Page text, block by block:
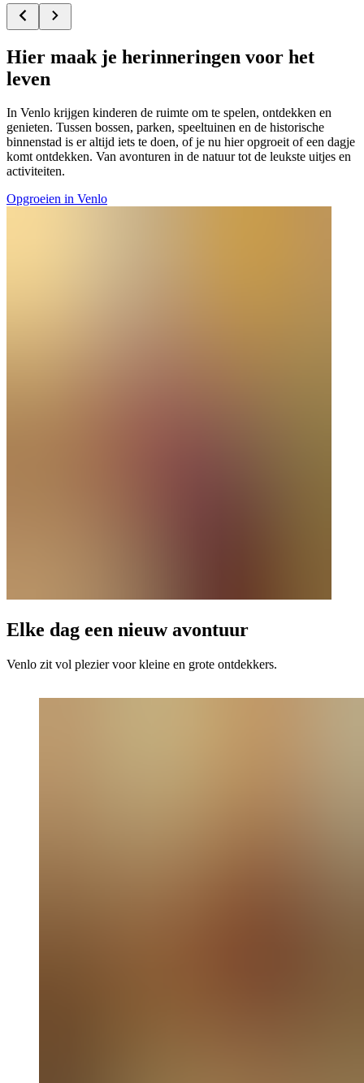
Hier maak je herinneringen voor het
leven
In Venlo krijgen kinderen de ruimte om te spelen, ontdekken en
genieten. Tussen bossen, parken, speeltuinen en de historische
binnenstad is er altijd iets te doen, of je nu hier opgroeit of een dagje
komt ontdekken. Van avonturen in de natuur tot de leukste uitjes en
activiteiten.
Opgroeien in Venlo
Elke dag een nieuw avontuur
Venlo zit vol plezier voor kleine en grote ontdekkers.